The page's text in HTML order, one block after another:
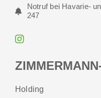
Holding
Notruf bei Havarie-
247